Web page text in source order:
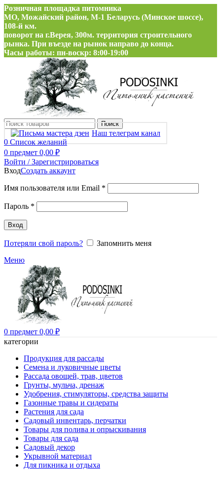
Розничная площадка питомника
МО, Можайский район, М-1 Беларусь (Минское шоссе),
108-й км.
поворот на г.Верея, 300м. территория строительного
рынка. При въезде на рынок направо до конца.
Часы работы: пн-воскр: 8:00-19:00
Поиск
Наш телеграм канал
0 Список желаний
0 предмет 0,00 ₽
Войти / Зарегистрироваться
ВходСоздать аккаунт
Имя пользователя или Email *
Пароль *
Вход
Потеряли свой пароль?
Запомнить меня
Меню
0 предмет 0,00 ₽
категории
Продукция для рассады
Семена и луковичные цветы
Рассада овощей, трав, цветов
Грунты, мульча, дренаж
Удобрения, стимуляторы, средства защиты
Газонные травы и сидераты
Растения для сада
Садовый инвентарь, перчатки
Товары для полива и опрыскивания
Товары для сада
Садовый декор
Укрывной материал
Для пикника и отдыха